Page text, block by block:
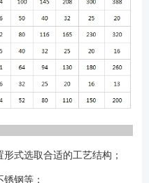
式选取合适的工艺结构；
钢等；